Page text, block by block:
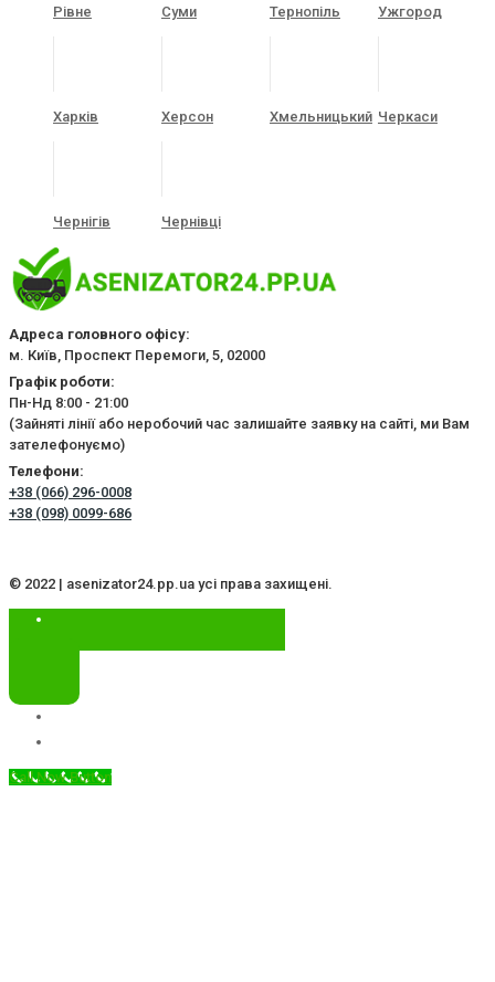
Рівне Суми Тернопіль Ужгород
Харків Херсон Хмельницький Черкаси
Чернігів Чернівці
Адреса головного офісу:
м. Київ, Проспект Перемоги, 5, 02000
Графік роботи:
Пн-Нд 8:00 - 21:00
(Зайняті лінії або неробочий час залишайте заявку на сайті, ми Вам
зателефонуємо)
Телефони:
+38 (066) 296-0008
+38 (098) 0099-686
© 2022 | asenizator24.pp.ua усі права захищені.
Call Now Button